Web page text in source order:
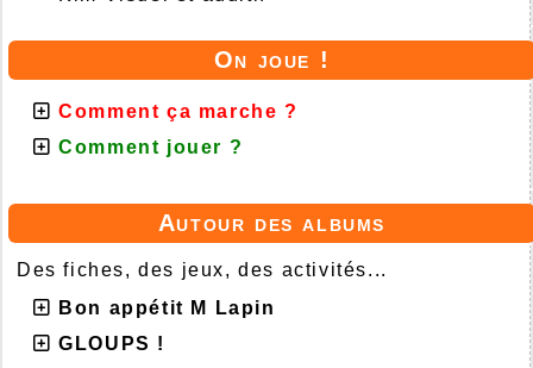
On joue !
Comment ça marche ?
Comment jouer ?
Autour des albums
Des fiches, des jeux, des activités...
Bon appétit M Lapin
GLOUPS !